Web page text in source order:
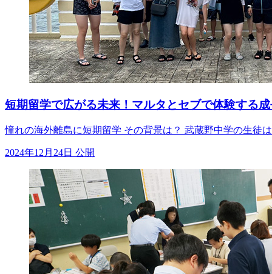
短期留学で広がる未来！マルタとセブで体験する
憧れの海外離島に短期留学 その背景は？ 武蔵野中学の生徒
2024年12月24日 公開